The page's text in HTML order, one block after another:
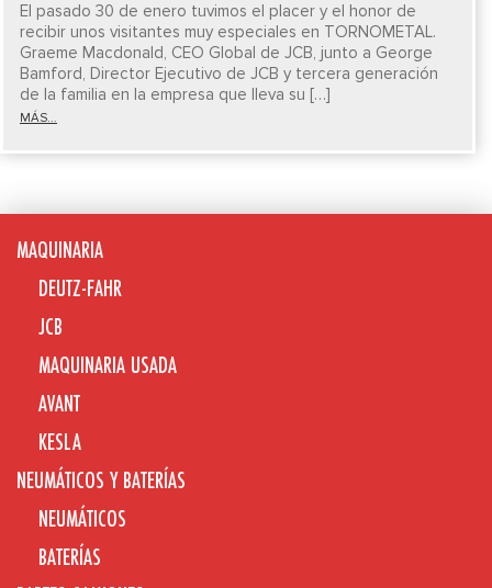
El pasado 30 de enero tuvimos el placer y el honor de
recibir unos visitantes muy especiales en TORNOMETAL.
Graeme Macdonald, CEO Global de JCB, junto a George
Bamford, Director Ejecutivo de JCB y tercera generación
de la familia en la empresa que lleva su […]
MÁS...
MAQUINARIA
DEUTZ-FAHR
JCB
MAQUINARIA USADA
AVANT
KESLA
NEUMÁTICOS Y BATERÍAS
NEUMÁTICOS
BATERÍAS